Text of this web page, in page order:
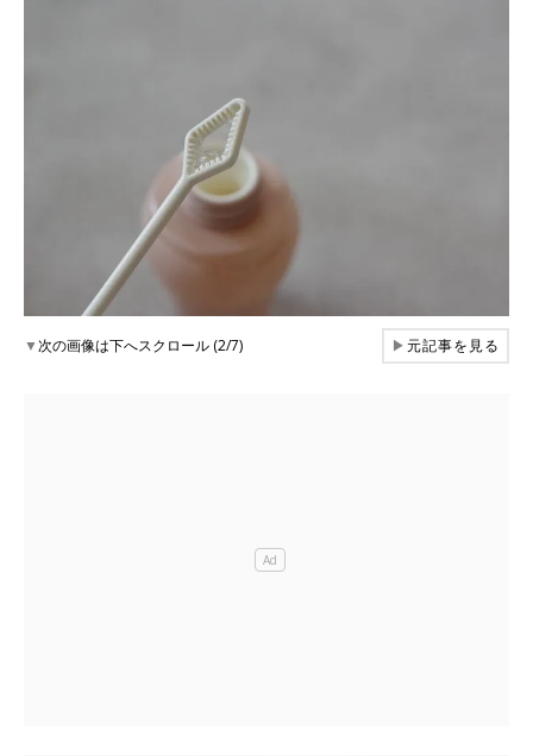
▼次の画像は下へスクロール (2/7) ▶元記事を見る